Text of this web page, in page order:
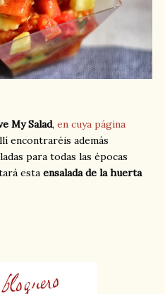
My Salad, en cuya página
encontraréis además
para todas las épocas
esta ensalada de la huerta